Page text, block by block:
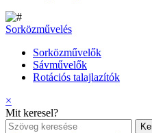
Sorközművelés
Sorközművelők
Sávművelők
Rotációs talajlazítók
×
Mit keresel?